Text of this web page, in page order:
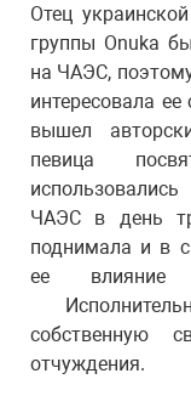
Отец
группы Onuka
на ЧАЭС,
интересовала
вышел
певица
ЧАЭС в день
поднимала и в
ее влияние
собственную
отчуждения.